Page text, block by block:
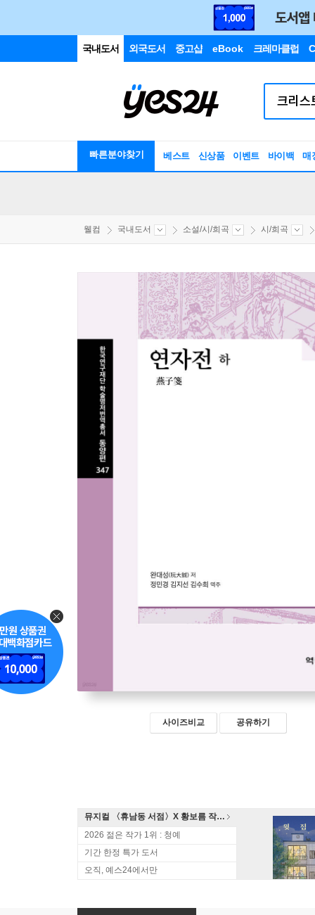
국내도서 외국도서 중고샵 eBook 크레마클럽
빠른분야찾기 베스트 신상품 이벤트 바이백 매
웰컴 국내도서 소설/시/희곡 시/희곡
사이즈비교 공유하기
뮤지컬 〈휴남동 서점〉X 황보름 작가 북토크
2026 젊은 작가 1위 : 청예
기간 한정 특가 도서
오직, 예스24에서만